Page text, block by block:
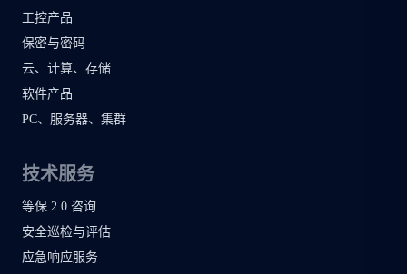
工控产品
保密与密码
云、计算、存储
软件产品
PC、服务器、集群
技术服务
等保 2.0 咨询
安全巡检与评估
应急响应服务